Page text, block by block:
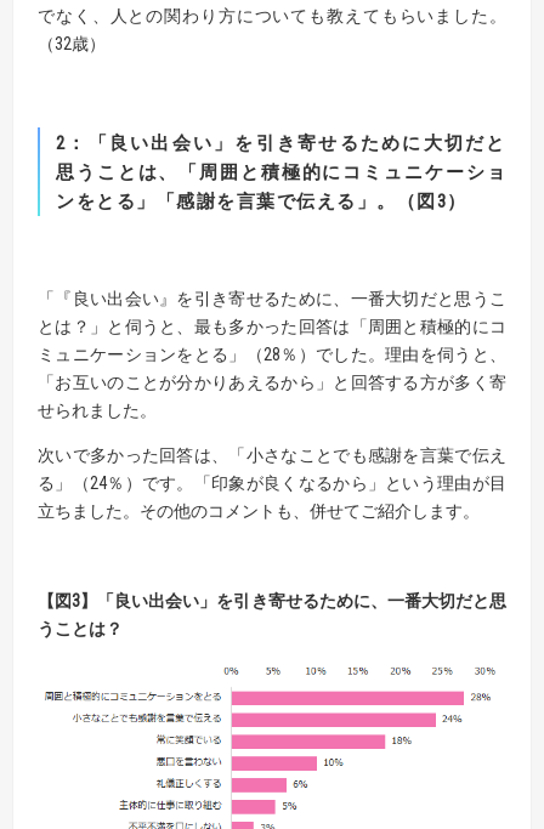
でなく、人との関わり方についても教えてもらいました。
（32歳）
2 ：「良い出会い」を引き寄せるために大切だと
思うことは、
「周囲と積極的にコミュニケーショ
ンをとる」「感謝を言葉で伝える」。（図 3）
「『良い出会い』を引き寄せるために、一番大切だと思うこ
とは？」と伺うと、最も多かった回答は「周囲と積極的にコ
ミュニケーションをとる」（28％）でした。理由を伺うと、
「お互いのことが分かりあえるから」と回答する方が多く寄
せられました。
次いで多かった回答は、「小さなことでも感謝を言葉で伝え
る」（24％）です。「印象が良くなるから」という理由が目
立ちました。その他のコメントも、併せてご紹介します。
【 図3】
「良い出会い」を引き寄せるために、一番大切だと思
うことは？